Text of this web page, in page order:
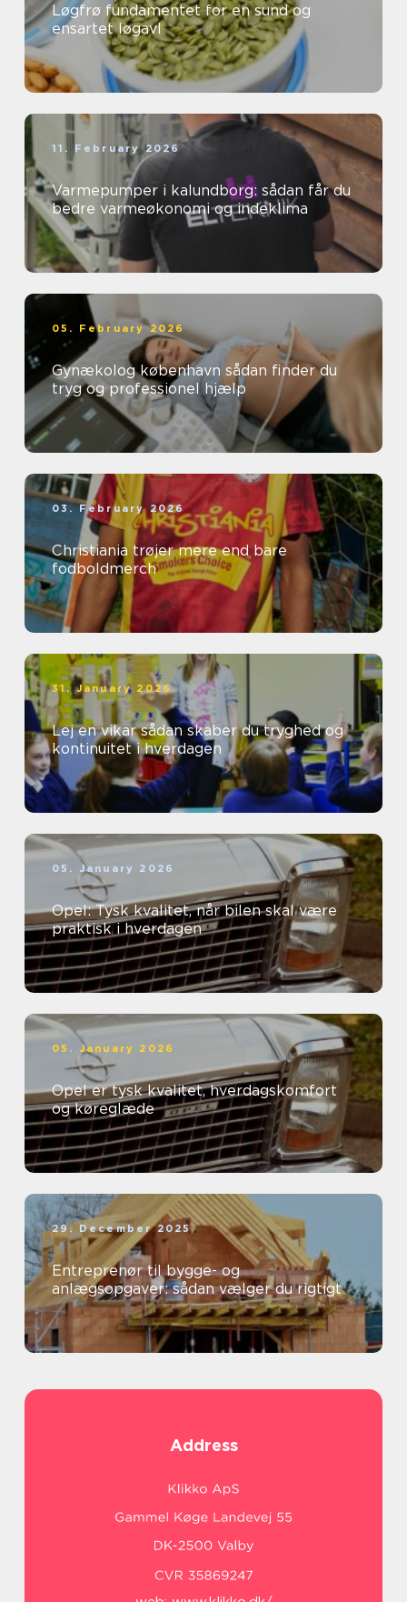
Løgfrø fundamentet for en sund og
ensartet løgavl
11. February 2026
Varmepumper i kalundborg: sådan får du
bedre varmeøkonomi og indeklima
05. February 2026
Gynækolog københavn sådan finder du
tryg og professionel hjælp
03. February 2026
Christiania trøjer mere end bare
fodboldmerch
31. January 2026
Lej en vikar sådan skaber du tryghed og
kontinuitet i hverdagen
05. January 2026
Opel: Tysk kvalitet, når bilen skal være
praktisk i hverdagen
05. January 2026
Opel er tysk kvalitet, hverdagskomfort
og køreglæde
29. December 2025
Entreprenør til bygge- og
anlægsopgaver: sådan vælger du rigtigt
Address